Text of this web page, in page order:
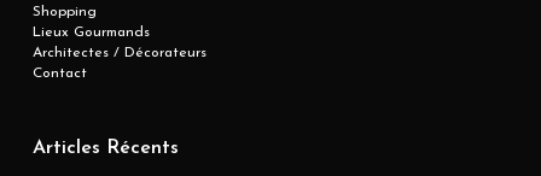
Shopping
Lieux Gourmands
Architectes / Décorateurs
Contact
Articles Récents